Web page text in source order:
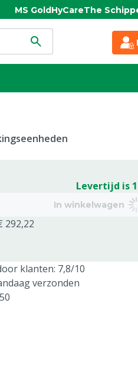
MS GoldHyCareThe
Levertijd is
In winkelwagen
292,22
klanten: 7,8/10
verzonden